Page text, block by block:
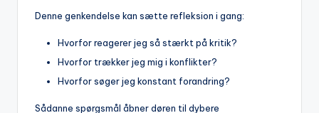
Denne genkendelse kan sætte refleksion i gang:
Hvorfor reagerer jeg så stærkt på kritik?
Hvorfor trækker jeg mig i konflikter?
Hvorfor søger jeg konstant forandring?
Sådanne spørgsmål åbner døren til dybere